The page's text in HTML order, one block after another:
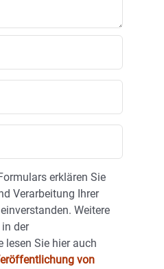
erklären Sie
Verarbeitung Ihrer
Weitere
der
lesen Sie hier auch
von